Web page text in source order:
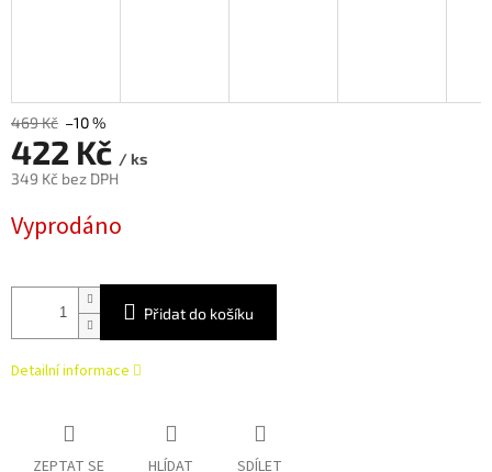
469 Kč –10 %
422 Kč / ks
349 Kč bez DPH
cena:
Vyprodáno
Přidat do košíku
Detailní informace
ZEPTAT SE HLÍDAT SDÍLET